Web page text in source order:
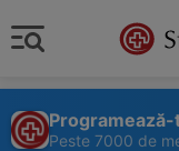
Peste 7000 de